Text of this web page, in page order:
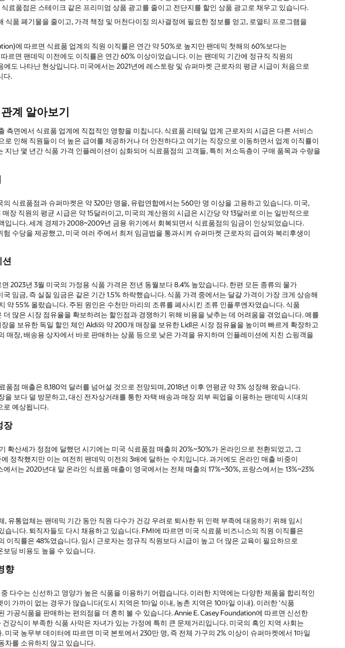
료품점은 스테이크 같은 프리미엄 상품 광고를 줄이고 전단지를 할인 상품 광고로 채우고 있습니다.
식품 폐기물을 줄이고, 가격 책정 및 머천다이징 의사결정에 필요한 정보를 얻고, 로열티 프로그램을
에 따르면 식료품 업계의 직원 이직률은 연간 약 50%로 높지만 팬데믹 첫해의 60%보다는
르면 팬데믹 이전에도 이직률은 연간 60% 이상이었습니다. 이는 팬데믹 기간에 정규직 직원의
도 나타난 현상입니다. 미국에서는 2021년에 레스토랑 및 슈퍼마켓 근로자의 평균 시급이 처음으로
다.
계 알아보기
측면에서 식료품 업계에 직접적인 영향을 미칩니다. 식료품 리테일 업계 근로자의 시급은 다른 서비스
로 인해 직원들이 더 높은 급여를 제공하거나 더 안전하다고 여기는 직장으로 이동하면서 업계 이직률이
지난 몇 년간 식품 가격 인플레이션이 심화되어 식료품점의 고객들, 특히 저소득층이 구매 품목과 수량을
식료품점과 슈퍼마켓은 약 320만 명을, 유럽연합에서는 560만 명 이상을 고용하고 있습니다. 미국,
장 직원의 평균 시급은 약 15달러이고, 미국의 계산원의 시급은 시간당 약 13달러로 이는 일반적으로
입니다. 세계 경제가 2008~2009년 금융 위기에서 회복되면서 식료품점의 임금이 인상되었습니다.
수당을 제공했고, 미국 여러 주에서 최저 임금법을 통과시켜 슈퍼마켓 근로자의 급여와 복리후생이
2023년 3월 미국의 가정용 식품 가격은 전년 동월보다 8.4% 높았습니다. 한편 모든 종류의 물가
임금, 즉 실질 임금은 같은 기간 1.5% 하락했습니다. 식품 가격 중에서는 달걀 가격이 가장 크게 상승해
약 55% 올랐습니다. 주된 원인은 수천만 마리의 조류를 폐사시킨 조류 인플루엔자였습니다. 식품
많은 시장 점유율을 확보하려는 할인점과 경쟁하기 위해 비용을 낮추는 데 어려움을 겪었습니다. 예를
을 보유한 독일 할인 체인 Aldi와 약 200개 매장을 보유한 Lidl은 시장 점유율을 높이며 빠르게 확장하고
매장, 배송용 상자에서 바로 판매하는 상품 등으로 낮은 가격을 유지하며 인플레이션에 지친 쇼핑객을
품점 매출은 8,180억 달러를 넘어설 것으로 전망되며, 2018년 이후 연평균 약 3% 성장해 왔습니다.
을 보다 덜 방문하고, 대신 전자상거래를 통한 자택 배송과 매장 외부 픽업을 이용하는 팬데믹 시대의
로 예상됩니다.
장
확산세가 정점에 달했던 시기에는 미국 식료품점 매출의 20%~30%가 온라인으로 전환되었고, 그
정착했지만 이는 여전히 팬데믹 이전의 3배에 달하는 수치입니다. 과거에도 온라인 매출 비중이
서는 2020년대 말 온라인 식료품 매출이 영국에서는 전체 매출의 17%~30%, 프랑스에서는 13%~23%
, 유통업체는 팬데믹 기간 동안 직원 다수가 건강 우려로 퇴사한 뒤 인력 부족에 대응하기 위해 임시
습니다. 퇴직자들도 다시 채용하고 있습니다. FMI에 따르면 미국 식료품 비즈니스의 직원 이직률은
이직률은 48%였습니다. 임시 근로자는 정규직 직원보다 시급이 높고 더 많은 교육이 필요하므로
딩 비용도 높을 수 있습니다.
향
다수는 신선하고 영양가 높은 식품을 이용하기 어렵습니다. 이러한 지역에는 다양한 제품을 합리적인
가까이 없는 경우가 많습니다(도시 지역은 1마일 이내, 농촌 지역은 10마일 이내). 이러한 '식품
가공식품을 판매하는 편의점을 더 흔히 볼 수 있습니다. Annie E. Casey Foundation에 따르면 신선한
강식이 부족한 식품 사막은 자녀가 있는 가정에 특히 큰 문제거리입니다. 미국의 흑인 지역 사회는
미국 농무부 데이터에 따르면 미국 본토에서 230만 명, 즉 전체 가구의 2% 이상이 슈퍼마켓에서 1마일
차를 소유하지 않고 있습니다.